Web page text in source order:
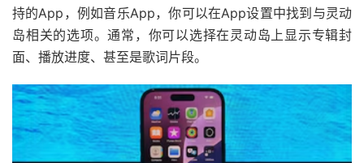
持的App，例如音乐App，你可以在App设置中找到与灵动
岛相关的选项。通常，你可以选择在灵动岛上显示专辑封
面、播放进度、甚至是歌词片段。